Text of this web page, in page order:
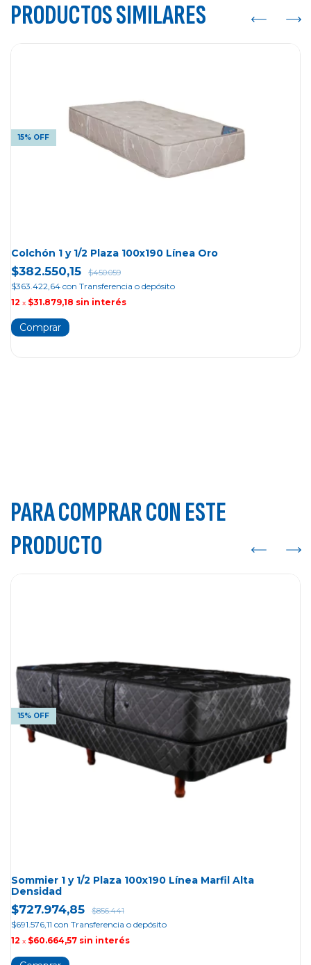
PRODUCTOS SIMILARES
15% OFF
Colchón 1 y 1/2 Plaza 100x190 Línea Oro
$382.550,15 $450.059
$363.422,64 con Transferencia o depósito
12 x $31.879,18 sin interés
PARA COMPRAR CON ESTE
PRODUCTO
15% OFF
Sommier 1 y 1/2 Plaza 100x190 Línea Marfil Alta
Densidad
$727.974,85 $856.441
$691.576,11 con Transferencia o depósito
12 x $60.664,57 sin interés